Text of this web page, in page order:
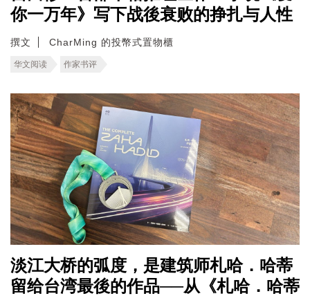
你一万年》写下战後衰败的挣扎与人性
撰文 CharMing 的投幣式置物櫃
华文阅读 作家书评
淡江大桥的弧度，是建筑师札哈．哈蒂
留给台湾最後的作品──从《札哈．哈蒂